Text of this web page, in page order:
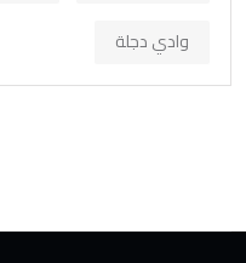
وادي دجلة